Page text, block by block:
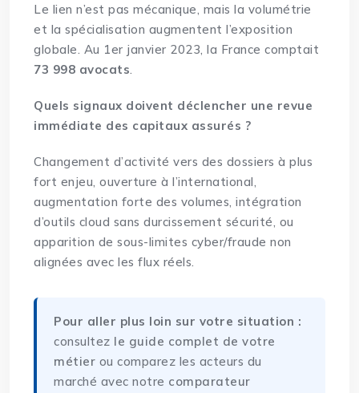
Le lien n’est pas mécanique, mais la volumétrie
et la spécialisation augmentent l’exposition
globale. Au 1er janvier 2023, la France comptait
73 998 avocats
Quels signaux doivent déclencher une revue
immédiate des capitaux assurés ?
Changement d’activité vers des dossiers à plus
fort enjeu, ouverture à l’international,
augmentation forte des volumes, intégration
d’outils cloud sans durcissement sécurité, ou
apparition de sous-limites cyber/fraude non
alignées avec les flux réels.
Pour aller plus loin sur votre situation :
consultez le guide complet de votre
métier ou comparez les acteurs du
marché avec notre comparateur